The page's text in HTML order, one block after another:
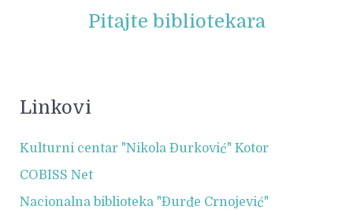
Pitajte bibliotekara
Linkovi
Kulturni centar "Nikola Đurković" Kotor
COBISS Net
Nacionalna biblioteka "Đurđe Crnojević"